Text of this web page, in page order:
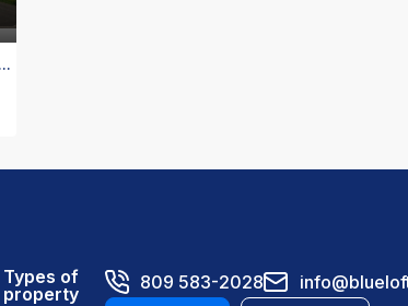
Types of
property
809 583-2028